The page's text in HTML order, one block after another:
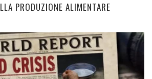
PRODUZIONE ALIMENTARE